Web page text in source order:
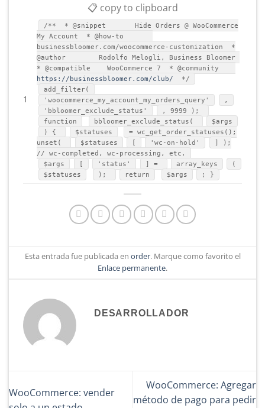
📋 copy to clipboard
1
/** * @snippet Hide Orders @ WooCommerce
My Account * @how-to
businessbloomer.com/woocommerce-customization *
@author Rodolfo Melogli, Business Bloomer
* @compatible WooCommerce 7 * @community
https://businessbloomer.com/club/
*/
add_filter(
'woocommerce_my_account_my_orders_query'
,
'bbloomer_exclude_status'
, 9999 );
function
bbloomer_exclude_status(
$args
) {
$statuses
= wc_get_order_statuses();
unset(
$statuses [ 'wc-on-hold'
] );
// wc-completed, wc-processing, etc.
$args
[ 'status' ] = array_keys
(
$statuses
); return $args ; }
Esta entrada fue publicada en order. Marque como favorito el
Enlace permanente.
DESARROLLADOR
WooCommerce: vender
WooCommerce: Agregar
método de pago para pedir